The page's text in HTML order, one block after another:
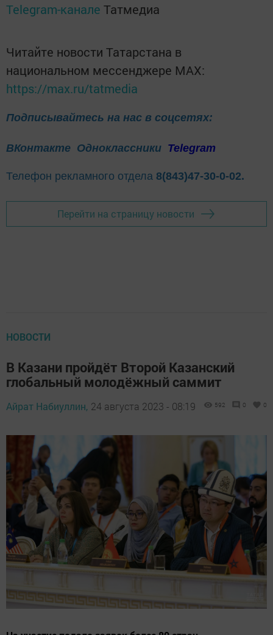
Telegram-канале Татмедиа
Читайте новости Татарстана в
национальном мессенджере MАХ:
https://max.ru/tatmedia
Подписывайтесь на нас в соцсетях:
ВКонтакте Одноклассники Telegram
Телефон рекламного отдела 8(843)47-30-0-02.
Перейти на страницу новости
НОВОСТИ
В Казани пройдёт Второй Казанский
глобальный молодёжный саммит
Айрат Набиуллин, 24 августа 2023 - 08:19 592 0 0